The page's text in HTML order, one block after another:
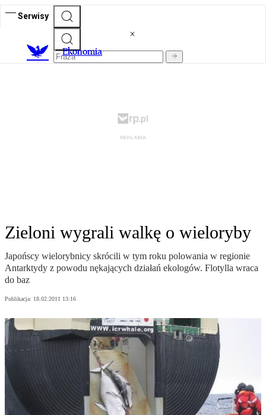
Serwisy
Ekonomia
Zieloni wygrali walkę o wieloryby
Japońscy wielorybnicy skrócili w tym roku polowania w regionie
Antarktydy z powodu nękających działań ekologów. Flotylla wraca
do baz
Publikacja: 18.02.2011 13:16